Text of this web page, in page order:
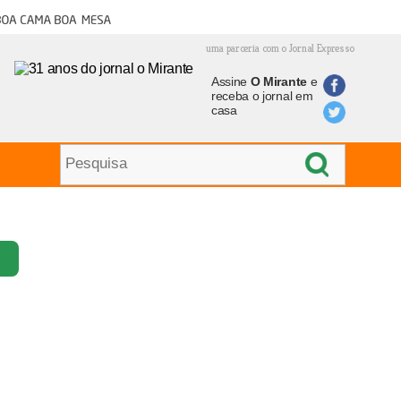
cama boa mesa
uma parceria com o Jornal Expresso
Assine O Mirantee
receba o jornal em
casa